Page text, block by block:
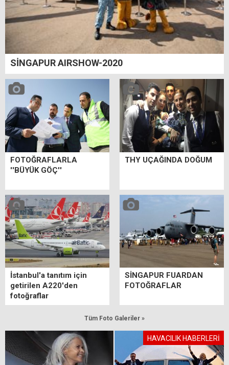
SİNGAPUR AIRSHOW-2020
FOTOĞRAFLARLA
''BÜYÜK GÖÇ''
THY UÇAĞINDA DOĞUM
İstanbul'a tanıtım için
getirilen A220'den
fotoğraflar
SİNGAPUR FUARDAN
FOTOĞRAFLAR
Tüm Foto Galeriler »
HAVACILIK HABERLERİ